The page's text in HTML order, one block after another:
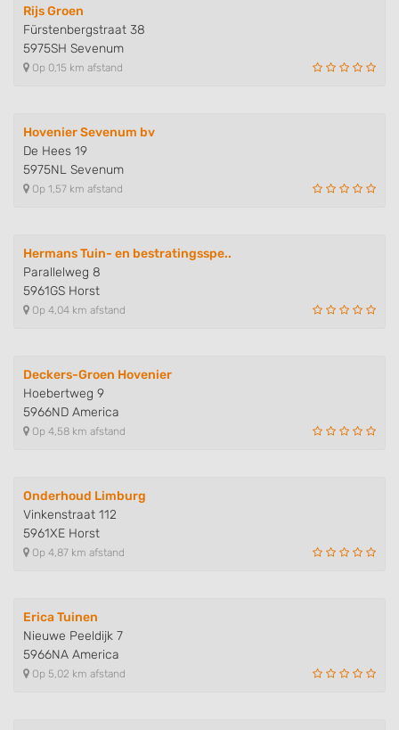
Rijs Groen
Fürstenbergstraat 38
5975SH Sevenum
Op 0,15 km afstand
Hovenier Sevenum bv
De Hees 19
5975NL Sevenum
Op 1,57 km afstand
Hermans Tuin- en bestratingsspe..
Parallelweg 8
5961GS Horst
Op 4,04 km afstand
Deckers-Groen Hovenier
Hoebertweg 9
5966ND America
Op 4,58 km afstand
Onderhoud Limburg
Vinkenstraat 112
5961XE Horst
Op 4,87 km afstand
Erica Tuinen
Nieuwe Peeldijk 7
5966NA America
Op 5,02 km afstand